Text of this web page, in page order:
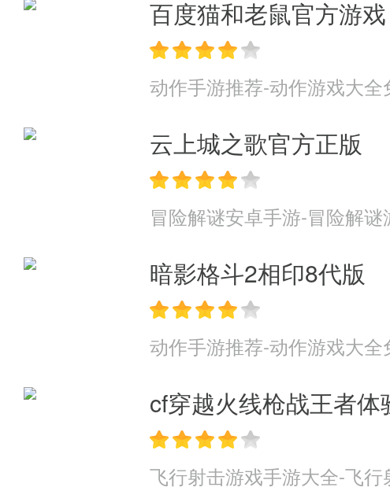
百度猫和老鼠官方游戏
动作手游推荐-动作游戏大
云上城之歌官方正版
冒险解谜安卓手游-冒险解
暗影格斗2相印8代版
动作手游推荐-动作游戏大
cf穿越火线枪战王者体
飞行射击游戏手游大全-飞